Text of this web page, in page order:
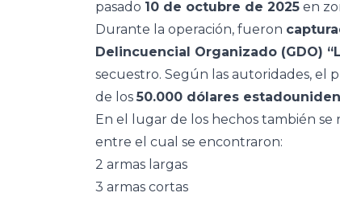
pasado 10 de octubre de 2025 en
Durante la operación, fueron
Delincuencial Organizado (GDO)
secuestro. Según las autoridades, el
de los50.000 dólares
En el lugar de los hechos también se
entre el cual se encontraron:
2 armas largas
3 armas cortas